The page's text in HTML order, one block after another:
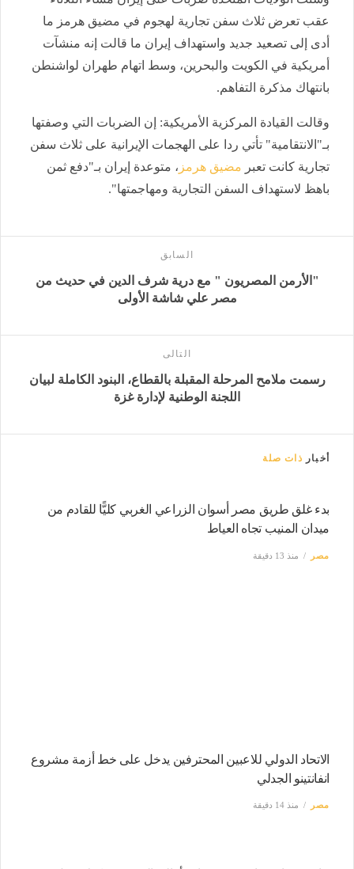
عقب تعرض ثلاث سفن تجارية لهجوم في مضيق هرمز ما
أدى إلى تصعيد جديد واستهداف إيران ما قالت إنه منشآت
أمريكية في الكويت والبحرين، وسط اتهام طهران لواشنطن
بانتهاك مذكرة التفاهم.
وقالت القيادة المركزية الأمريكية: إن الضربات التي وصفتها
بـ"الانتقامية" تأتي ردا على الهجمات الإيرانية على ثلاث سفن
تجارية كانت تعبر مضيق هرمز ، متوعدة إيران بـ"دفع ثمن
باهظ لاستهداف السفن التجارية ومهاجمتها".
السابق
"الأرمن المصريون " مع درية شرف الدين في حديث من
مصر علي شاشة الأولى
التالى
رسمت ملامح المرحلة المقبلة بالقطاع، البنود الكاملة لبيان
اللجنة الوطنية لإدارة غزة
أخبار ذات صلة
بدء غلق طريق مصر أسوان الزراعي الغربي كليًّا للقادم من
ميدان المنيب تجاه العياط
مصر منذ 13 دقيقة
الاتحاد الدولي للاعبين المحترفين يدخل على خط أزمة مشروع
انفانتينو الجدلي
مصر منذ 14 دقيقة